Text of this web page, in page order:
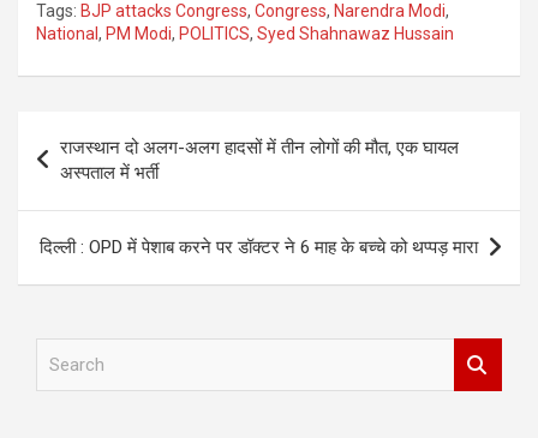
Tags: BJP attacks Congress, Congress, Narendra Modi,
National , PM Modi, POLITICS, Syed Shahnawaz Hussain
navigation
राजस्थान दो अलग-अलग हादसों में तीन लोगों की मौत, एक घायल
अस्पताल में भर्ती
दिल्ली : OPD में पेशाब करने पर डॉक्टर ने 6 माह के बच्चे को थप्पड़ मारा